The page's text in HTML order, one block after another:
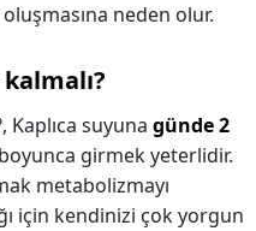
neden olur.
Kaplıca suyuna günde 2
girmek yeterlidir.
metabolizmayı
için kendinizi çok yorgun